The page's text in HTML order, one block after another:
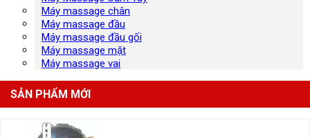
Máy massage chân
Máy massage đầu
Máy massage đầu gối
Máy massage mặt
Máy massage vai
SẢN PHẨM MỚI